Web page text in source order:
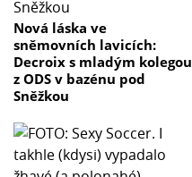
Nová láska ve
sněmovních lavicích:
Decroix s mladým kolegou
z ODS v bazénu pod
Sněžkou